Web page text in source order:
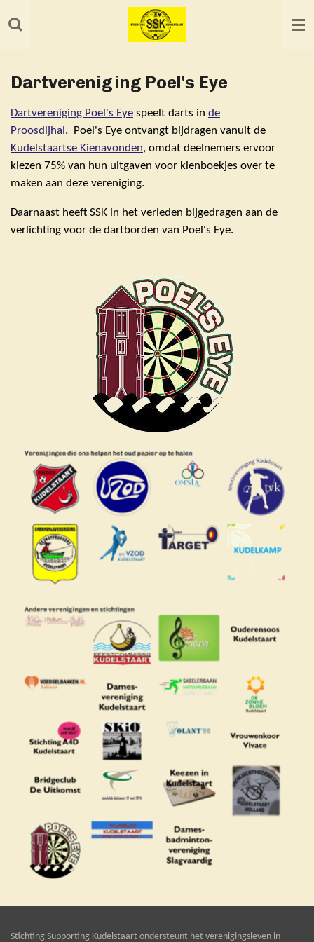
Ga
direct
hoofdinhoud
Dartvereniging Poel's Eye
Dartvereniging Poel's Eye speelt darts in de
Proosdijhal . Poel's Eye ontvangt bijdragen vanuit de
Kudelstaartse Kienavonden, omdat deelnemers ervoor
kiezen 75% van hun uitgaven voor kienboekjes over te
maken aan deze vereniging.
Daarnaast heeft SSK in het verleden bijgedragen aan de
verlichting voor de dartborden van Poel's Eye.
Stichting Supporting Kudelstaart ondersteunt het verenigingsleven in